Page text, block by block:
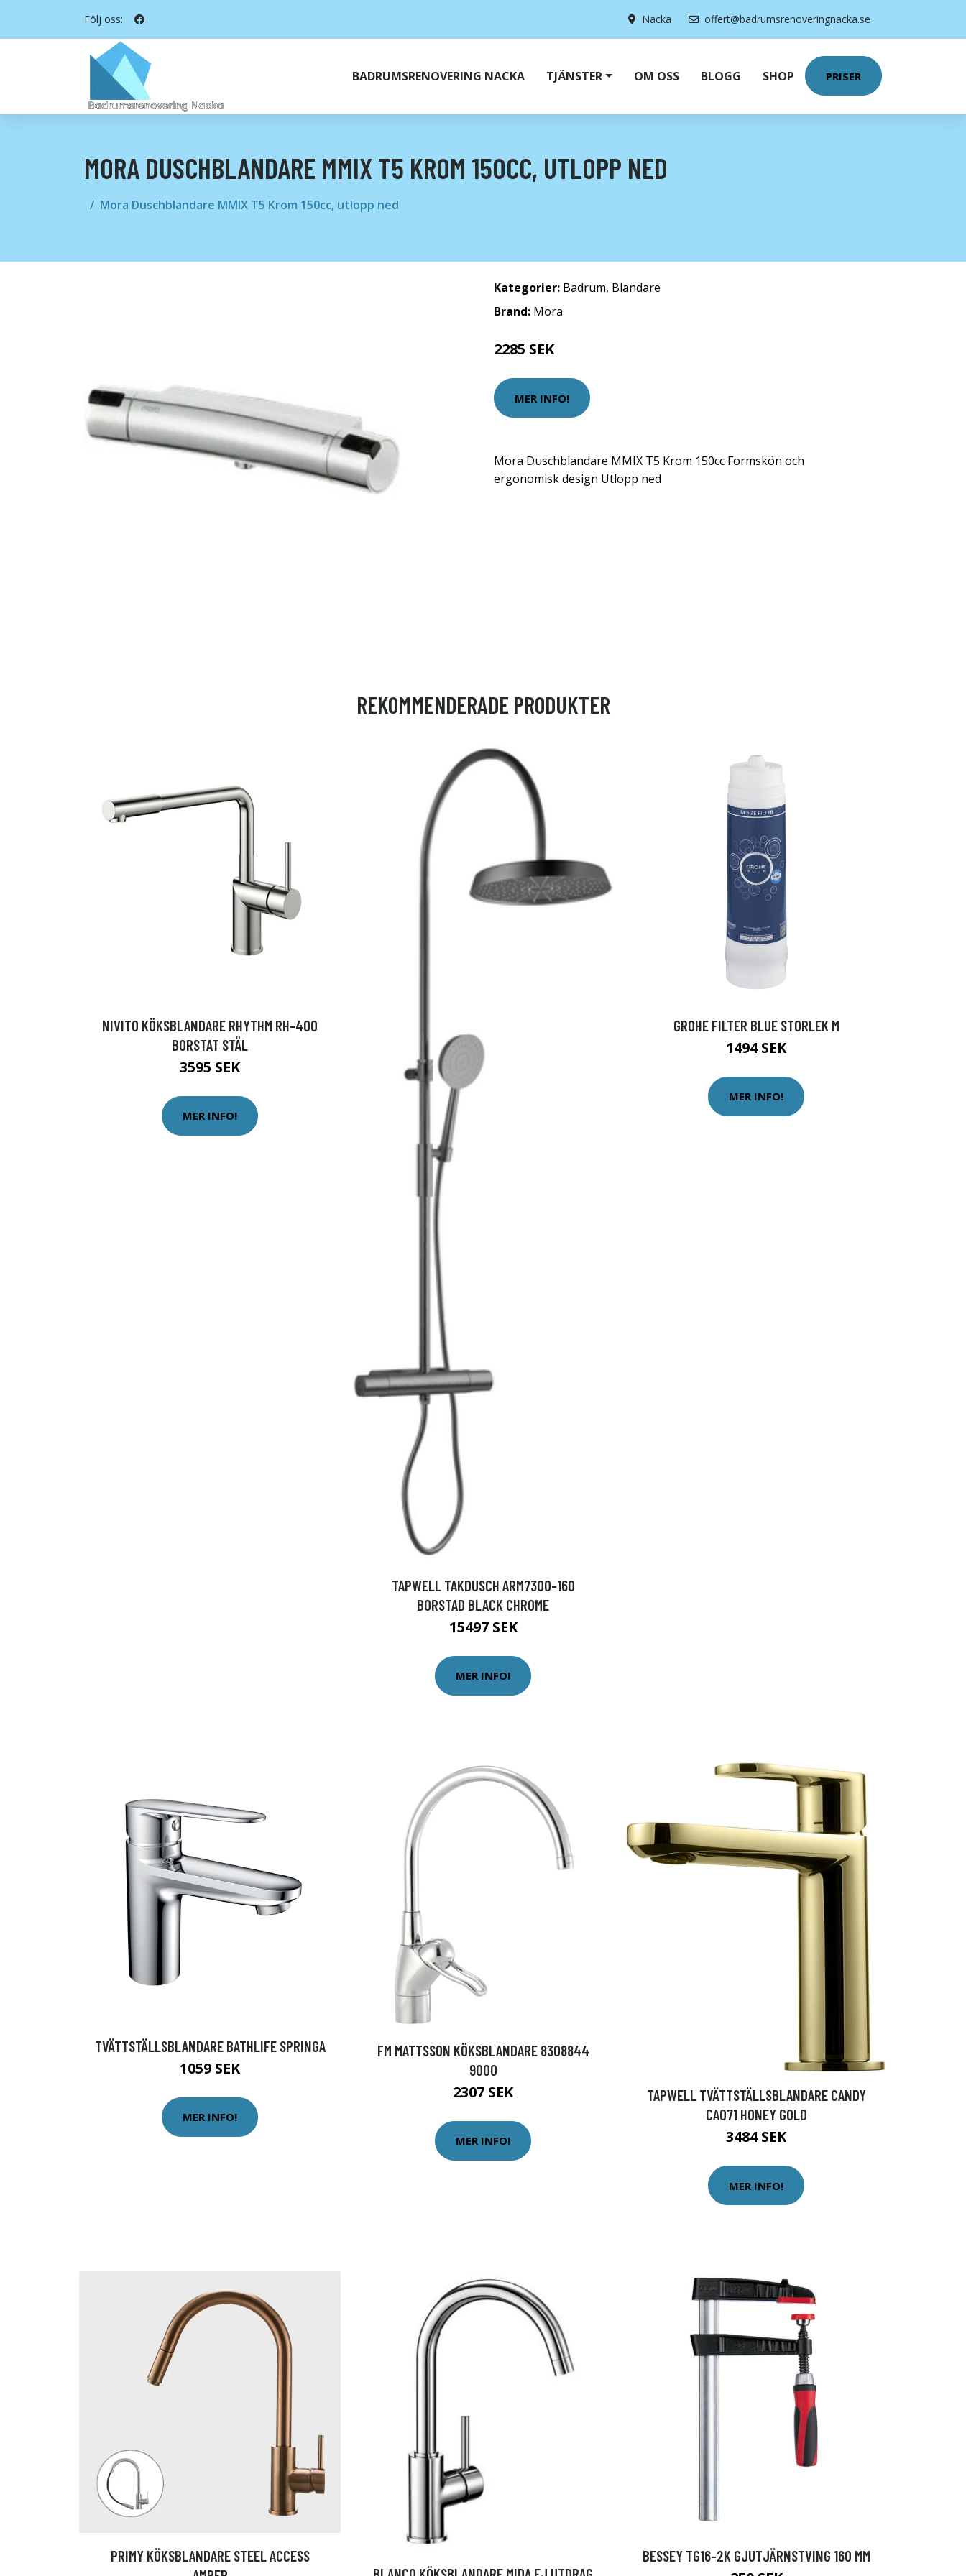
Följ oss: Nacka offert@badrumsrenoveringnacka.se
BADRUMSRENOVERING NACKA TJÄNSTER OM OSS BLOGG SHOP PRISER
MORA DUSCHBLANDARE MMIX T5 KROM 150CC, UTLOPP NED
Mora Duschblandare MMIX T5 Krom 150cc, utlopp ned
Kategorier: Badrum, Blandare
Brand: Mora
2285 SEK
MER INFO!
Mora Duschblandare MMIX T5 Krom 150cc Formskön och
ergonomisk design Utlopp ned
REKOMMENDERADE PRODUKTER
NIVITO KÖKSBLANDARE RHYTHM RH-400
BORSTAT STÅL
3595 SEK
MER INFO!
TAPWELL TAKDUSCH ARM7300-160
BORSTAD BLACK CHROME
15497 SEK
MER INFO!
GROHE FILTER BLUE STORLEK M
1494 SEK
MER INFO!
TVÄTTSTÄLLSBLANDARE BATHLIFE SPRINGA
1059 SEK
MER INFO!
FM MATTSSON KÖKSBLANDARE 8308844
9000
2307 SEK
MER INFO!
TAPWELL TVÄTTSTÄLLSBLANDARE CANDY
CA071 HONEY GOLD
3484 SEK
MER INFO!
PRIMY KÖKSBLANDARE STEEL ACCESS
BESSEY TG16-2K GJUTJÄRNSTVING 160 MM